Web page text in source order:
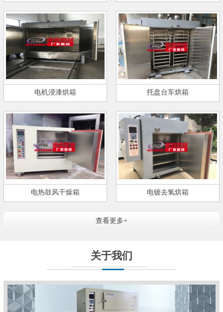
电机浸漆烘箱 托盘台车烘箱
电热鼓风干燥箱 电镀去氢烘箱
查看更多+
关于我们